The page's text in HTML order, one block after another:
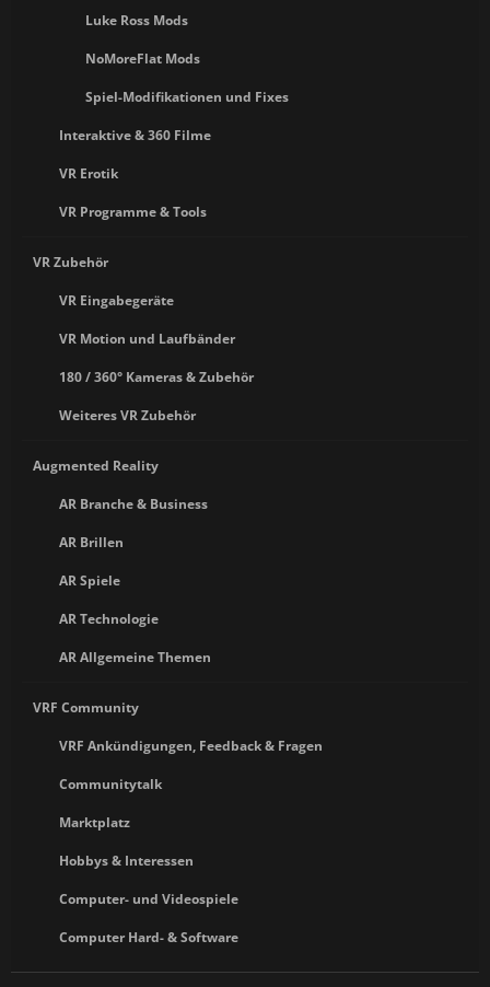
Luke Ross Mods
NoMoreFlat Mods
Spiel-Modifikationen und Fixes
Interaktive & 360 Filme
VR Erotik
VR Programme & Tools
VR Zubehör
VR Eingabegeräte
VR Motion und Laufbänder
180 / 360° Kameras & Zubehör
Weiteres VR Zubehör
Augmented Reality
AR Branche & Business
AR Brillen
AR Spiele
AR Technologie
AR Allgemeine Themen
VRF Community
VRF Ankündigungen, Feedback & Fragen
Communitytalk
Marktplatz
Hobbys & Interessen
Computer- und Videospiele
Computer Hard- & Software